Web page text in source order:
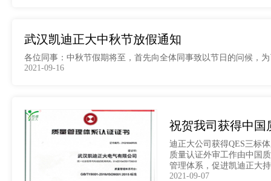
武汉凯迪正大中秋节放假通知
各位同事：中秋节假期将至，首先向全体同事致以节日的问候，
2021-09-16
祝贺我司获得中国
迪正大公司获得QES三标
质量认证外审工作由中国
管理体系，促进凯迪正大
2021-09-07